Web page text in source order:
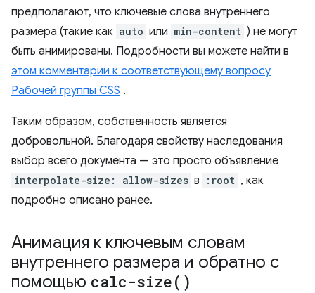
предполагают, что ключевые слова внутреннего
размера (такие как auto или min-content ) не могут
быть анимированы. Подробности вы можете найти в
этом комментарии к соответствующему вопросу
Рабочей группы CSS .
Таким образом, собственность является
добровольной. Благодаря свойству наследования
выбор всего документа — это просто объявление
interpolate-size: allow-sizes в :root , как
подробно описано ранее.
Анимация к ключевым словам
внутреннего размера и обратно с
помощью calc-size( )